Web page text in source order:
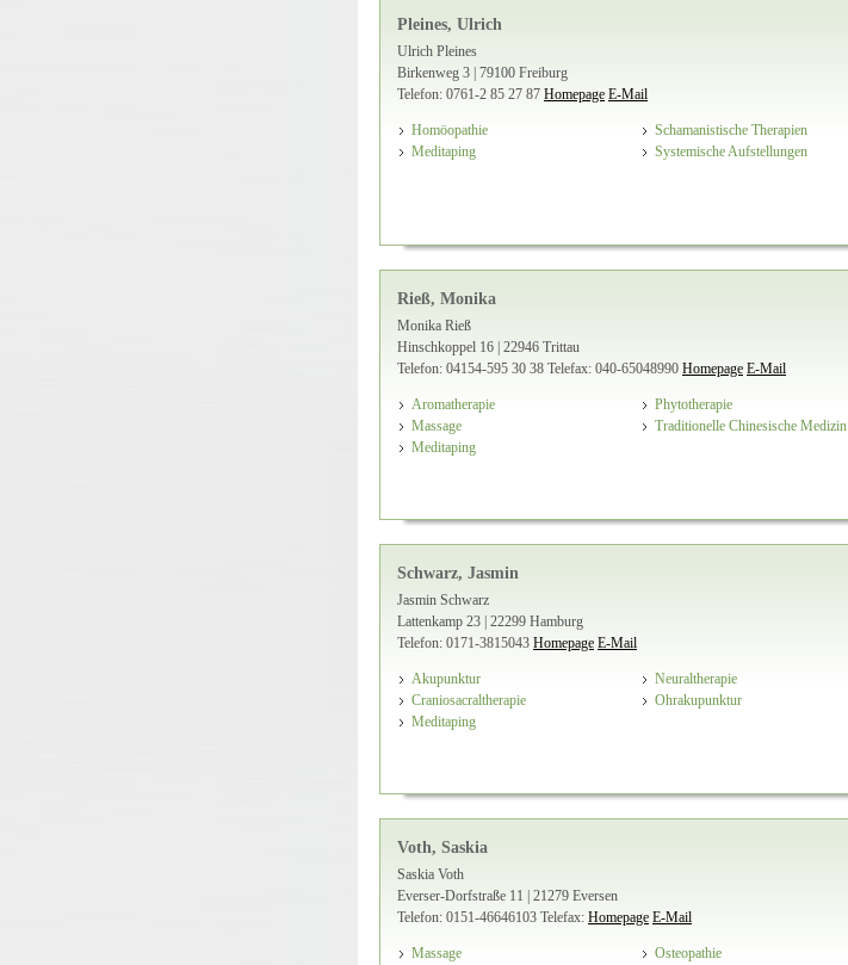
Pleines, Ulrich
Ulrich Pleines
Birkenweg 3 | 79100 Freiburg
Telefon: 0761-2 85 27 87 Homepage E-Mail
Homöopathie
Meditaping
Schamanistische Therapien
Systemische Aufstellungen
Rieß, Monika
Monika Rieß
Hinschkoppel 16 | 22946 Trittau
Telefon: 04154-595 30 38 Telefax: 040-65048990 Homepage E-Mail
Aromatherapie
Massage
Meditaping
Phytotherapie
Traditionelle Chinesische Medizin
Schwarz, Jasmin
Jasmin Schwarz
Lattenkamp 23 | 22299 Hamburg
Telefon: 0171-3815043 Homepage E-Mail
Akupunktur
Craniosacraltherapie
Meditaping
Neuraltherapie
Ohrakupunktur
Voth, Saskia
Saskia Voth
Everser-Dorfstraße 11 | 21279 Eversen
Telefon: 0151-46646103 Telefax: Homepage E-Mail
Massage
Osteopathie